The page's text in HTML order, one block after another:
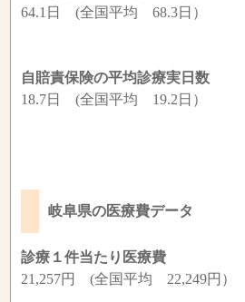
64.1日 (全国平均 68.3日）
自賠責保険の平均診療実日数
18.7日 (全国平均 19.2日）
岐阜県の医療費データ
診療１件当たり医療費
21,257円 (全国平均 22,249円）